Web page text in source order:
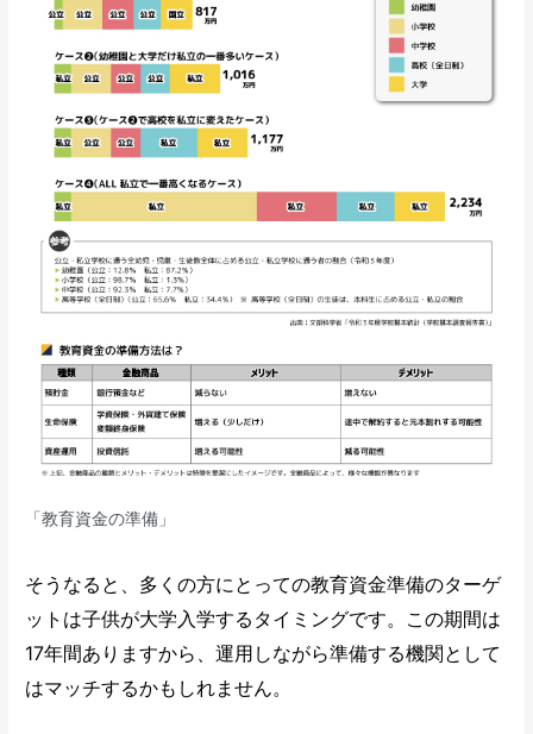
「教育資金の準備」
そうなると、多くの方にとっての教育資金準備のターゲ
ットは子供が大学入学するタイミングです。この期間は
17年間ありますから、運用しながら準備する機関として
はマッチするかもしれません。